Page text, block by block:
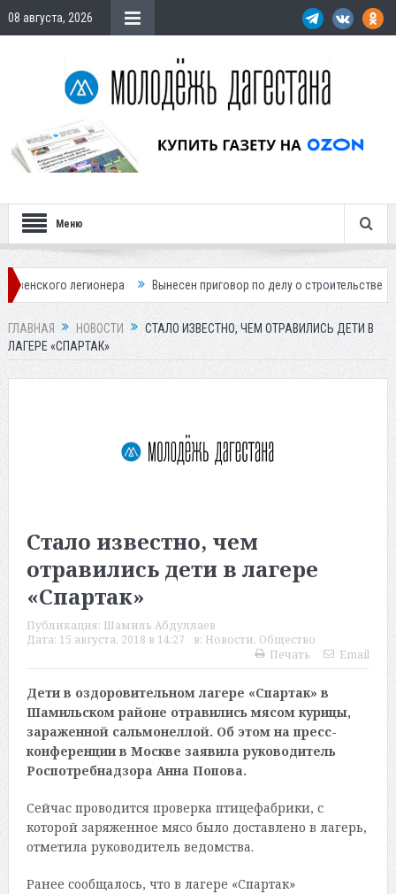
08 августа, 2026
Меню
легионера Вынесен приговор по делу о строительстве гостиницы у
ГЛАВНАЯ НОВОСТИ
СТАЛО ИЗВЕСТНО, ЧЕМ ОТРАВИЛИСЬ ДЕТИ В
ЛАГЕРЕ «СПАРТАК»
Стало известно, чем
отравились дети в лагере
«Спартак»
Публикация: Шамиль Абдуллаев
Дата: 15 августа, 2018 в 14:27 в: Новости, Общество
Печать
Email
Дети в оздоровительном лагере «Спартак» в
Шамильском районе отравились мясом курицы,
зараженной сальмонеллой. Об этом на пресс-
конференции в Москве заявила руководитель
Роспотребнадзора Анна Попова.
Сейчас проводится проверка птицефабрики, с
которой заряженное мясо было доставлено в лагерь,
отметила руководитель ведомства.
Ранее сообщалось, что в лагере «Спартак»